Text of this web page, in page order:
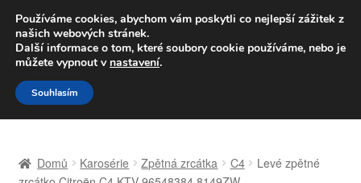
DOPRAVA od 139,-Kč
Volejte po-pá 9-16 704 494 494
Přeskočit
na
navigaci
Přejít
k
obsahu
Celosvětová doprava
Domů Karosérie Zpětná zrcátka C4
Levé zpětné
Používáme cookies, abychom vám poskytli co nejlepší zážitek z
našich webových stránek.
Další informace o tom, které soubory cookie používáme, nebo je
můžete vypnout v nastavení.
Souhlasím